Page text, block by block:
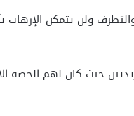
ولن يتمكن الإرهاب
حيث كان لهم الحصة